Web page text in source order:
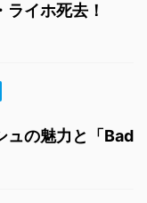
ライホ死去！
ュの魅力と「Bad